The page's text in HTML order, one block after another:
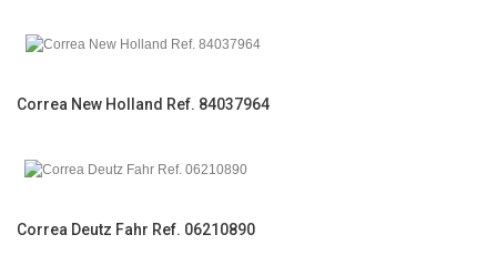
Correa New Holland Ref. 84037964
Correa Deutz Fahr Ref. 06210890